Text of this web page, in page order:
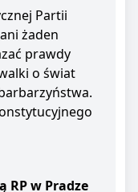
Partii
żaden
prawdy
o świat
RP w Pradze